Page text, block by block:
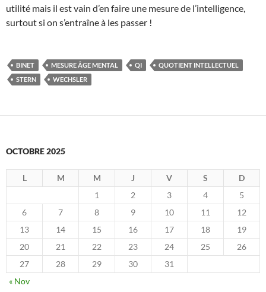
utilité mais il est vain d’en faire une mesure de l’intelligence,
surtout si on s’entraîne à les passer !
BINET MESURE ÂGE MENTAL QI
QUOTIENT INTELLECTUEL
STERN
WECHSLER
OCTOBRE 2025
L M M J V S
D
1
2 3 4
5
6
7 8 9 10 11
12
13
14 15 16 17 18
19
20
21 22 23 24 25
26
27
28 29 30
31
« Nov